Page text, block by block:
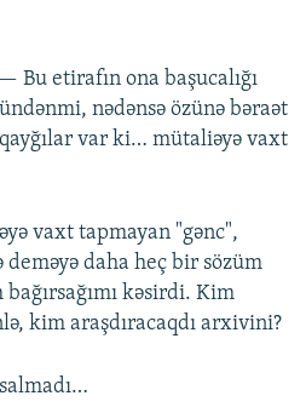
etirafın ona başucalığı
nədənsə özünə bəraət
var ki… mütaliəyə vaxt
vaxt tapmayan "gənc",
daha heç bir sözüm
kəsirdi. Kim
kim araşdıracaqdı arxivini?